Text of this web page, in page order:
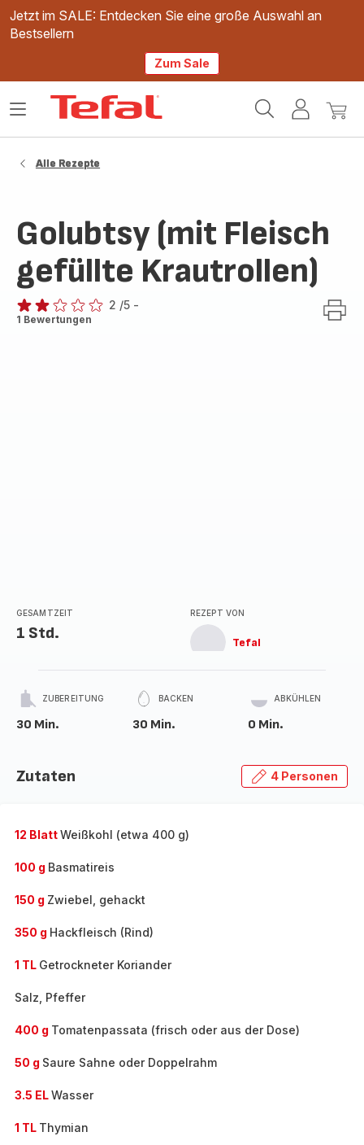
Jetzt im SALE: Entdecken Sie eine große Auswahl an
Bestsellern
Zum Sale
Mein
Mein
Das
Alle Rezepte
Golubtsy (mit Fleisch
gefüllte Krautrollen)
Bewertung
2 /5 -
1 Bewertungen
GESAMTZEIT
1 Std.
REZEPT VON
Tefal
ZUBEREITUNG
30 Min.
BACKEN
30 Min.
ABKÜHLEN
0 Min.
Zutaten 4 Personen
12 BlattWeißkohl (etwa 400 g)
100 g Basmatireis
150 g Zwiebel, gehackt
350 g Hackfleisch (Rind)
1 TL Getrockneter Koriander
Salz, Pfeffer
400 g Tomatenpassata (frisch oder aus der Dose)
50 g Saure Sahne oder Doppelrahm
3.5 ELWasser
1 TL Thymian